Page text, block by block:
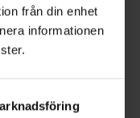
från din enhet
informationen